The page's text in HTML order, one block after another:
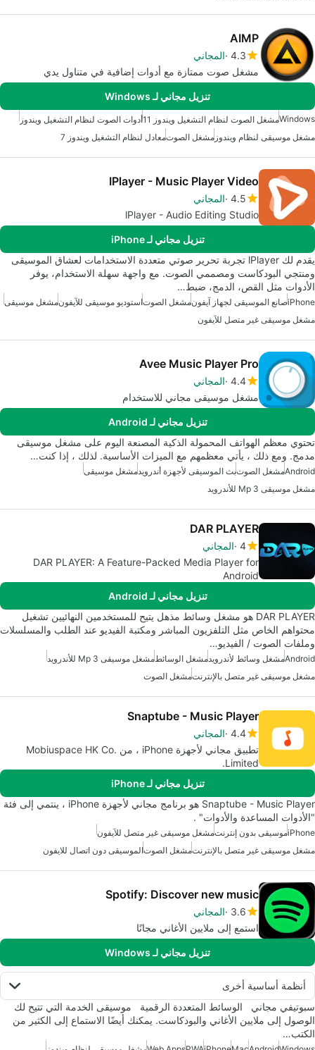
AIMP
4.3 المجاني
مشغل صوت ممتازة مع أدوات إضافية في متناول يدي
تنزيل مجاني لـ Windows
Windowsمشغل الصوت لنظام التشغيل ويندوز 11
أدوات الصوت لنظام التشغيل ويندوز
مشغل موسيقى لنظام ويندوز مشغل الصوتمعادل لنظام التشغيل ويندوز 7
IPlayer - Music Player Video
4.5 المجاني
lPlayer - Audio Editing Studio
تنزيل مجاني لـ iPhone
يقدم لك lPlayer تجربة تحرير صوتي متعددة الاستخدامات لعشاق الموسيقى
ومنتجي البودكاست ومصممي الصوت. مع واجهة سهلة الاستخدام، يوفر
الأدوات مثل القص، الدمج، ضبط…
iPhoneصانع الموسيقى لجهاز آيفونمشغل الصوتاستوديو موسيقى للآيفونمشغل موسيقى
مشغل موسيقى غير متصل للآيفون
Avee Music Player Pro
4.4 المجاني
مشغل موسيقى مجاني للاستخدام
تنزيل مجاني لـ Android
تحتوي معظم الهواتف المحمولة الذكية المصنعة اليوم على مشغل موسيقى
مدمج. ومع ذلك ، يأتي معظمهم مع الميزات الأساسية. لذلك ، إذا كنت…
Androidمشغل الصوتبث الموسيقى لأجهزة أندرويدمشغل موسيقى
مشغل موسيقى Mp 3 للأندرويد
DAR PLAYER
4 المجاني
DAR PLAYER: A Feature-Packed Media Player for
Android
تنزيل مجاني لـ Android
DAR PLAYER هو مشغل وسائط مذهل يتيح للمستخدمين النهائيين تشغيل
محتواهم الخاص مثل التلفزيون المباشر ومكتبة الفيديو عند الطلب والمسلسلات
وملفات الصوت / الفيديو…
Androidمشغل وسائط لأندرويدمشغل الوسائط مشغل موسيقى Mp 3 للأندرويد
مشغل موسيقى غير متصل بالإنترنتمشغل الصوت
Snaptube - Music Player
4.4 المجاني
تطبيق مجاني لأجهزة iPhone ، من Mobiuspace HK Co.
Limited.
تنزيل مجاني لـ iPhone
Snaptube - Music Player هو برنامج مجاني لأجهزة iPhone ، ينتمي إلى فئة
"الأدوات المساعدة والأدوات" .
iPhoneموسيقى بدون إنترنتمشغل موسيقى غير متصل للآيفون
مشغل موسيقى غير متصل بالإنترنتمشغل الصوتالموسيقى دون اتصال للايفون
Spotify: Discover new music
3.6 المجاني
استمع إلى ملايين الأغاني مجانًا
تنزيل مجاني لـ Windows
أنظمة أساسية أخرى
سبوتيفي مجاني الوسائط المتعددة الرقمية موسيقى الخدمة التي تتيح لك
الوصول إلى ملايين الأغاني والبودكاست. يمكنك أيضًا الاستماع إلى الكثير من
الكتب…